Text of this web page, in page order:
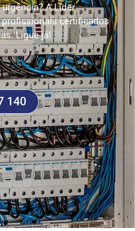
A Líder
certificados
Ligue já!
140